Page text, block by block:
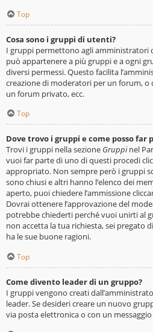
Top
Cosa sono i gruppi di utenti?
I gruppi permettono agli amministratori
può appartenere a più gruppi e a ogni
diversi permessi. Questo facilita
creazione di moderatori per un forum, o
un forum privato, ecc.
Top
Dove trovo i gruppi e come posso far
Trovi i gruppi nella sezione Gruppinel
vuoi far parte di uno di questi procedi
appropriato. Non sempre però i gruppi
sono chiusi e altri hanno l’elenco dei
aperto, puoi chiedere l’ammissione
Dovrai ottenere l’approvazione del
potrebbe chiederti perché vuoi unirti al
non accetta la tua richiesta, sei pregato
ha le sue buone ragioni.
Top
Come divento leader di un gruppo?
I gruppi vengono creati
leader. Se desideri creare un nuovo
via posta elettronica o con un